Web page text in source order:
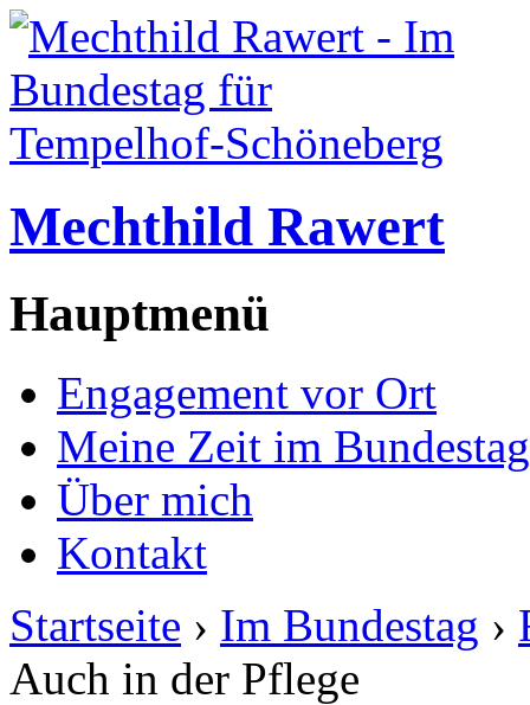
Mechthild Rawert
Hauptmenü
Engagement vor Ort
Meine Zeit im Bundestag
Über mich
Kontakt
Startseite › Im Bundestag ›
Auch in der Pflege